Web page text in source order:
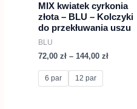
MIX kwiatek cyrkonia
złota – BLU – Kolczyki
do przekłuwania uszu
BLU
72,00 zł – 144,00 zł
6 par 12 par
wybrać
na
stronie
produktu